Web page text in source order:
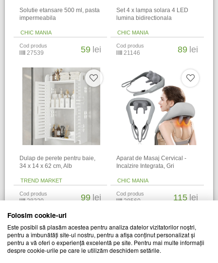
Solutie etansare 500 ml, pasta
impermeabila
CHIC MANIA
Cod produs
27539 59 lei
Set 4 x lampa solara 4 LED
lumina bidirectionala
CHIC MANIA
Cod produs
21146 89 lei
Dulap de perete pentru baie,
34 x 14 x 62 cm​, Alb
TREND MARKET
Cod produs
28320 99 lei
Aparat de Masaj Cervical -
Incalzire Integrata, Gri
CHIC MANIA
Cod produs
28560 115 lei
Alti clienti au vizitat si
Folosim cookie-uri
Este posibil să plasăm acestea pentru analiza datelor vizitatorilor noștri,
pentru a îmbunătăți site-ul nostru, pentru a afișa conținut personalizat și
pentru a vă oferi o experiență excelentă pe site. Pentru mai multe informații
despre cookie-urile pe care le utilizăm deschidem setările.